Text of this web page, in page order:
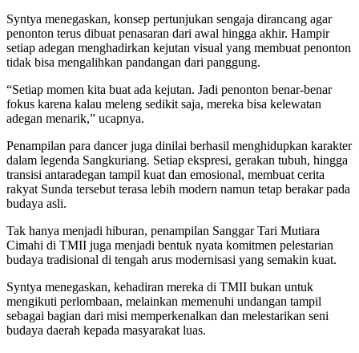
Syntya menegaskan, konsep pertunjukan sengaja dirancang agar
penonton terus dibuat penasaran dari awal hingga akhir. Hampir
setiap adegan menghadirkan kejutan visual yang membuat penonton
tidak bisa mengalihkan pandangan dari panggung.
“Setiap momen kita buat ada kejutan. Jadi penonton benar-benar
fokus karena kalau meleng sedikit saja, mereka bisa kelewatan
adegan menarik,” ucapnya.
Penampilan para dancer juga dinilai berhasil menghidupkan karakter
dalam legenda Sangkuriang. Setiap ekspresi, gerakan tubuh, hingga
transisi antaradegan tampil kuat dan emosional, membuat cerita
rakyat Sunda tersebut terasa lebih modern namun tetap berakar pada
budaya asli.
Tak hanya menjadi hiburan, penampilan Sanggar Tari Mutiara
Cimahi di TMII juga menjadi bentuk nyata komitmen pelestarian
budaya tradisional di tengah arus modernisasi yang semakin kuat.
Syntya menegaskan, kehadiran mereka di TMII bukan untuk
mengikuti perlombaan, melainkan memenuhi undangan tampil
sebagai bagian dari misi memperkenalkan dan melestarikan seni
budaya daerah kepada masyarakat luas.